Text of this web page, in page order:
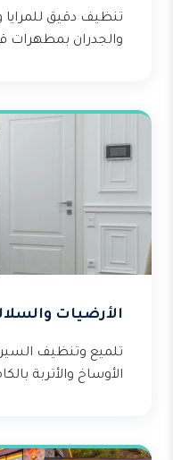
تنظيف دقيق للمرايا
والجدران بمطهرات
الأرضيات
تلميع وتنظيف
الأوساخ والأتربة